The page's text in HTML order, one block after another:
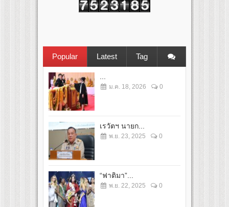
Popular Latest Tag
...
ม.ค. 18, 2026 0
เรวัตฯ นายก...
พ.ย. 23, 2025 0
“ฟาติมา”...
พ.ย. 22, 2025 0